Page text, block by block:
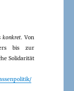
konkret. Von
bis zur
Solidarität